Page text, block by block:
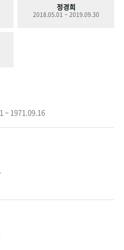
정경희
2018.05.01 ~ 2019.09.30
~ 1971.09.16